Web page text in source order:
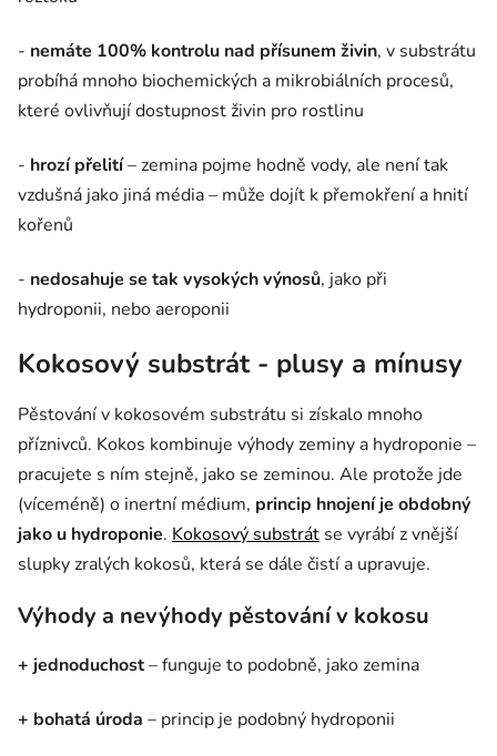
- nemáte 100% kontrolu nad přísunem živin, v substrátu
probíhá mnoho biochemických a mikrobiálních procesů,
které ovlivňují dostupnost živin pro rostlinu
- hrozí přelití– zemina pojme hodně vody, ale není tak
vzdušná jako jiná média – může dojít k přemokření a hnití
kořenů
- nedosahuje se tak vysokých výnosů, jako při
hydroponii, nebo aeroponii
Kokosový substrát - plusy a mínusy
Pěstování v kokosovém substrátu si získalo mnoho
příznivců. Kokos kombinuje výhody zeminy a hydroponie –
pracujete s ním stejně, jako se zeminou. Ale protože jde
(víceméně) o inertní médium, princip hnojení je obdobný
jako u hydroponie. Kokosový substrát se vyrábí z vnější
slupky zralých kokosů, která se dále čistí a upravuje.
Výhody a nevýhody pěstování v kokosu
+ jednoduchost– funguje to podobně, jako zemina
+ bohatá úroda – princip je podobný hydroponii